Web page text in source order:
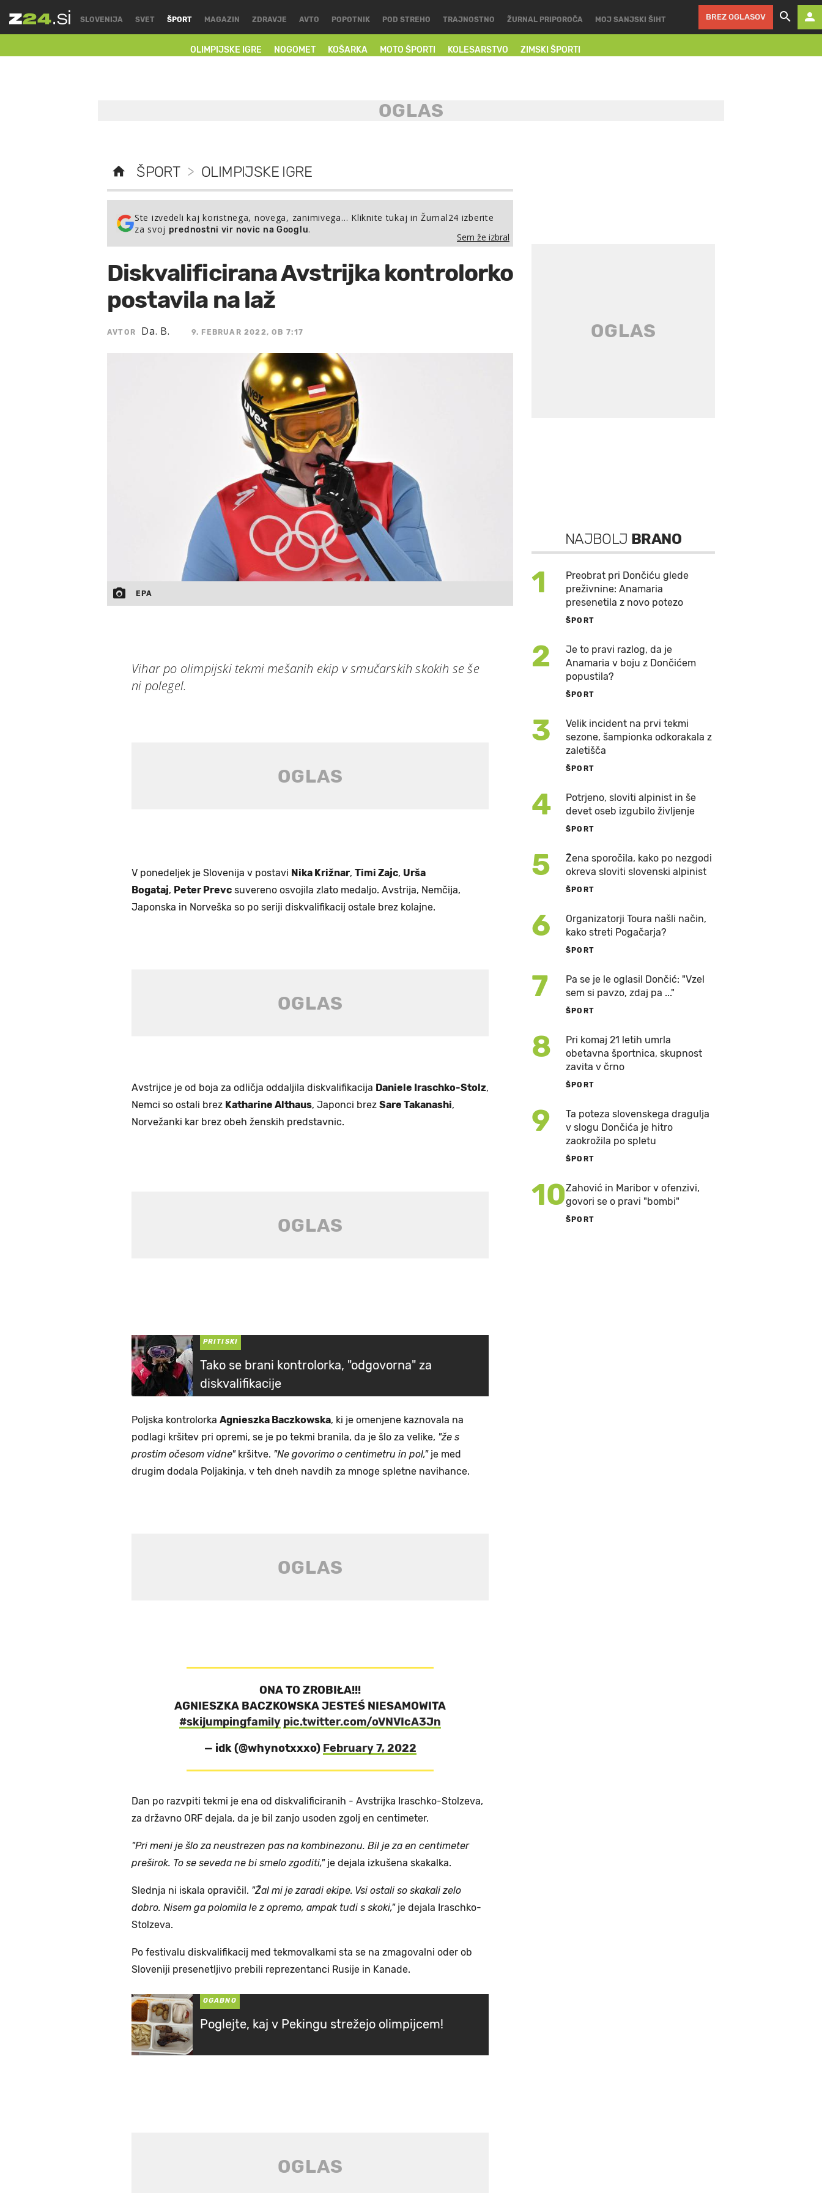
SLOVENIJA SVET ŠPORT
OLIMPIJSKE IGRE NOGOMET KOŠARKA MOTO ŠPORTI KOLESARSTVO ZIMSKI ŠPORTI
MAGAZIN ZDRAVJE AVTO POPOTNIK POD STREHO TRAJNOSTNO ŽURNAL PRIPOROČA MOJ SANJSKI ŠIHT BREZ OGLASOV
ŠPORT > OLIMPIJSKE IGRE
Ste izvedeli kaj koristnega, novega, zanimivega… Kliknite tukaj in Žurnal24 izberite
za svoj prednostni vir novic na Googlu.
Sem že izbral
Diskvalificirana Avstrijka kontrolorko
postavila na laž
AVTOR Da. B. 9. FEBRUAR 2022, OB 7:17
EPA
Vihar po olimpijski tekmi mešanih ekip v smučarskih skokih se še
ni polegel.
V ponedeljek je Slovenija v postavi Nika Križnar, Timi Zajc, Urša
Bogataj, Peter Prevc suvereno osvojila zlato medaljo. Avstrija, Nemčija,
Japonska in Norveška so po seriji diskvalifikacij ostale brez kolajne.
Avstrijce je od boja za odličja oddaljila diskvalifikacija Daniele Iraschko-Stolz,
Nemci so ostali brez Katharine Althaus, Japonci brez Sare Takanashi,
Norvežanki kar brez obeh ženskih predstavnic.
PRITISKI
Tako se brani kontrolorka, "odgovorna" za
diskvalifikacije
Poljska kontrolorka Agnieszka Baczkowska, ki je omenjene kaznovala na
podlagi kršitev pri opremi, se je po tekmi branila, da je šlo za velike, "že s
prostim očesom vidne"kršitve. "Ne govorimo o centimetru in pol,"je med
drugim dodala Poljakinja, v teh dneh navdih za mnoge spletne navihance.
ONA TO ZROBIŁA!!!
AGNIESZKA BACZKOWSKA JESTEŚ NIESAMOWITA
#skijumpingfamily pic.twitter.com/oVNVIcA3Jn
— idk (@whynotxxxo) February 7, 2022
Dan po razvpiti tekmi je ena od diskvalificiranih - Avstrijka Iraschko-Stolzeva,
za državno ORF dejala, da je bil zanjo usoden zgolj en centimeter.
"Pri meni je šlo za neustrezen pas na kombinezonu. Bil je za en centimeter
preširok. To se seveda ne bi smelo zgoditi,"je dejala izkušena skakalka.
Slednja ni iskala opravičil. "Žal mi je zaradi ekipe. Vsi ostali so skakali zelo
dobro. Nisem ga polomila le z opremo, ampak tudi s skoki,"je dejala Iraschko-
Stolzeva.
Po festivalu diskvalifikacij med tekmovalkami sta se na zmagovalni oder ob
Sloveniji presenetljivo prebili reprezentanci Rusije in Kanade.
OGABNO
Poglejte, kaj v Pekingu strežejo olimpijcem!
NAJBOLJ BRANO
1
Preobrat pri Dončiću glede
preživnine: Anamaria
presenetila z novo potezo
ŠPORT
2
Je to pravi razlog, da je
Anamaria v boju z Dončićem
popustila?
ŠPORT
3
Velik incident na prvi tekmi
sezone, šampionka odkorakala z
zaletišča
ŠPORT
4
Potrjeno, sloviti alpinist in še
devet oseb izgubilo življenje
ŠPORT
5
Žena sporočila, kako po nezgodi
okreva sloviti slovenski alpinist
ŠPORT
6
Organizatorji Toura našli način,
kako streti Pogačarja?
ŠPORT
7
Pa se je le oglasil Dončić: "Vzel
sem si pavzo, zdaj pa ..."
ŠPORT
8
Pri komaj 21 letih umrla
obetavna športnica, skupnost
zavita v črno
ŠPORT
9
Ta poteza slovenskega dragulja
v slogu Dončića je hitro
zaokrožila po spletu
ŠPORT
10Zahović in Maribor v ofenzivi,
govori se o pravi "bombi"
ŠPORT